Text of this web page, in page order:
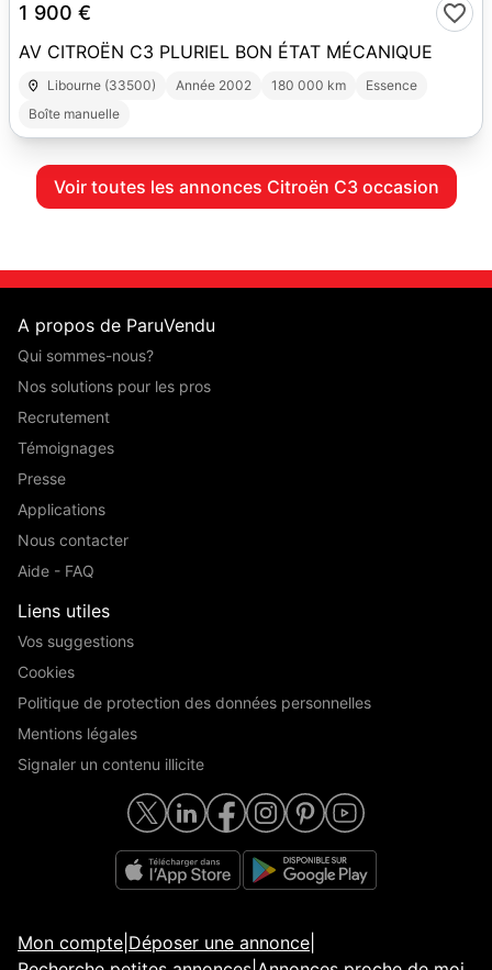
1 900 €
AV CITROËN C3 PLURIEL BON ÉTAT MÉCANIQUE
Libourne (33500) Année 2002 180 000 km
Essence
Boîte manuelle
Voir toutes les annonces Citroën C3 occasion
A propos de ParuVendu
Qui sommes-nous?
Nos solutions pour les pros
Recrutement
Témoignages
Presse
Applications
Nous contacter
Aide - FAQ
Liens utiles
Vos suggestions
Cookies
Politique de protection des données personnelles
Mentions légales
Signaler un contenu illicite
Mon compte Déposer une annonce